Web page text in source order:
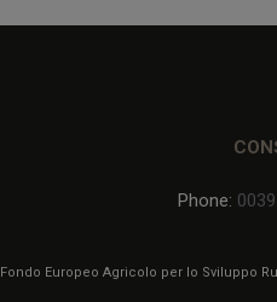
Phone:
Fondo Europeo Agricolo per lo Sviluppo